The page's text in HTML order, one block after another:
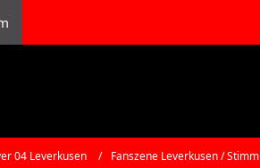
04 Leverkusen Fanszene Leverkusen /